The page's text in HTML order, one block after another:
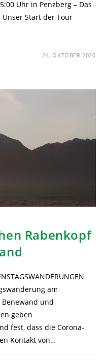
Uhr in Penzberg – Das
Start der Tour
24. OKTOBER 2020
Rabenkopf
am
und
geben
fest, dass die Corona-
Kontakt von…